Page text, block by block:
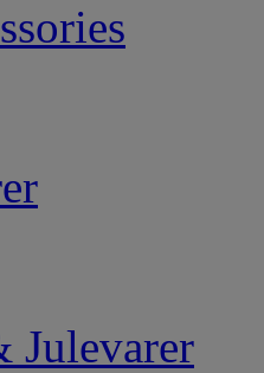
Julevarer